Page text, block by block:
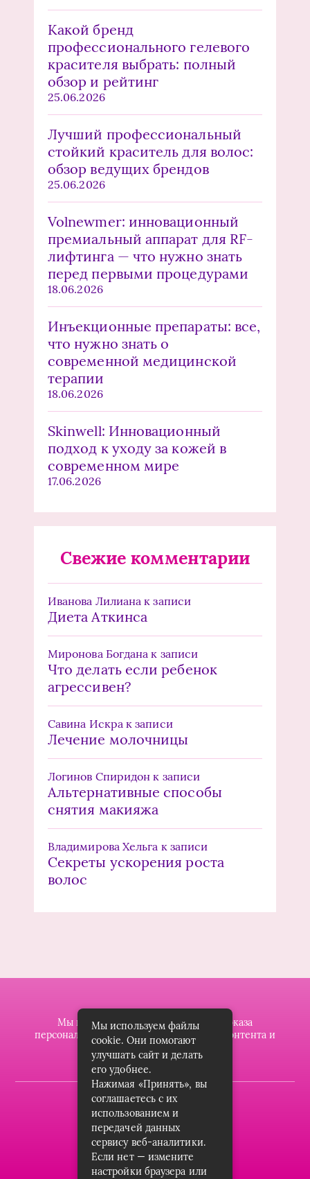
Какой бренд
профессионального гелевого
красителя выбрать: полный
обзор и рейтинг
25.06.2026
Лучший профессиональный
стойкий краситель для волос:
обзор ведущих брендов
25.06.2026
Volnewmer: инновационный
премиальный аппарат для RF-
лифтинга — что нужно знать
перед первыми процедурами
18.06.2026
Инъекционные препараты: все,
что нужно знать о
современной медицинской
терапии
18.06.2026
Skinwell: Инновационный
подход к уходу за кожей в
современном мире
17.06.2026
Свежие комментарии
Иванова Лилиана к записи
Диета Аткинса
Миронова Богдана к записи
Что делать если ребенок
агрессивен?
Савина Искра к записи
Лечение молочницы
Логинов Спиридон к записи
Альтернативные способы
снятия макияжа
Владимирова Хельга к записи
Секреты ускорения роста
волос
Мы используем файлы cookie для показа
персонализированной рекламы и/или контента и
анализа нашего трафика.
2019-2023 © dzintarsshop.ru
Карта сайта
Пользовательское соглашение
Мы используем файлы
cookie. Они помогают
улучшать сайт и делать
его удобнее.
Нажимая «Принять», вы
соглашаетесь с их
использованием и
передачей данных
сервису веб-аналитики.
Если нет — измените
настройки браузера или